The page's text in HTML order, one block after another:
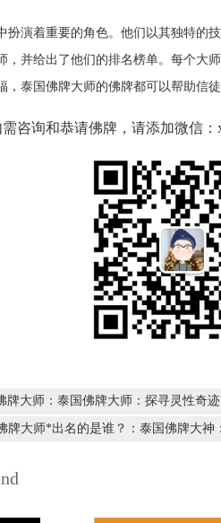
扮演着重要的角色。他们以其独特的
，并给出了他们的排名榜单。每个大
泰国佛牌大师的佛牌都可以帮助信
咨询和恭请佛牌，请添加微信：
牌大师：泰国佛牌大师：探寻灵性奇迹
牌大师*出名的是谁？：泰国佛牌大神